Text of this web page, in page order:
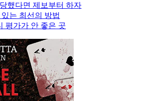
했다면 제보부터 하자
는 최선의 방법
평가가 안 좋은 곳